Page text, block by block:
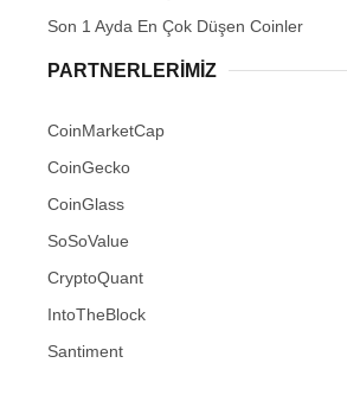
Son 1 Ayda En Çok Düşen Coinler
PARTNERLERIMIZ
CoinMarketCap
CoinGecko
CoinGlass
SoSoValue
CryptoQuant
IntoTheBlock
Santiment